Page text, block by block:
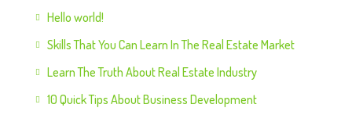
Hello world!
Skills That You Can Learn In The Real Estate Market
Learn The Truth About Real Estate Industry
10 Quick Tips About Business Development